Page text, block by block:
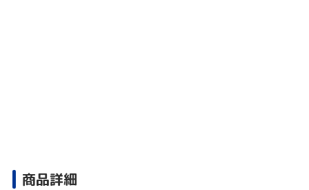
商品詳細